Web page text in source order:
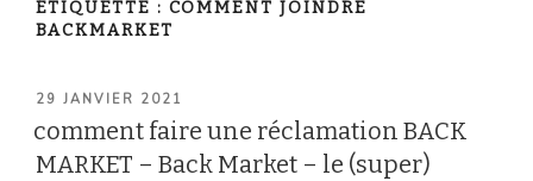
ÉTIQUETTE : COMMENT JOINDRE
BACKMARKET
PUBLIÉ
29 JANVIER 2021
comment faire une réclamation BACK
MARKET – Back Market – le (super)